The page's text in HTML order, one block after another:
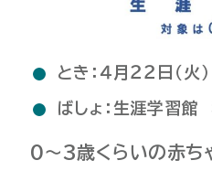
とき：４月２２日（
ばしょ：生涯学習館
0～3歳くらいの赤ち